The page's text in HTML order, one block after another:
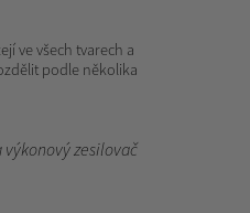
ve všech tvarech a
podle několika
výkonový zesilovač